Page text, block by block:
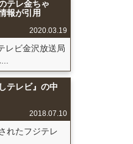
テレ金ちゃ
報が引用
2020.03.19
レビ金沢放送局
テレビ』の中
2018.07.10
れたフジテレ